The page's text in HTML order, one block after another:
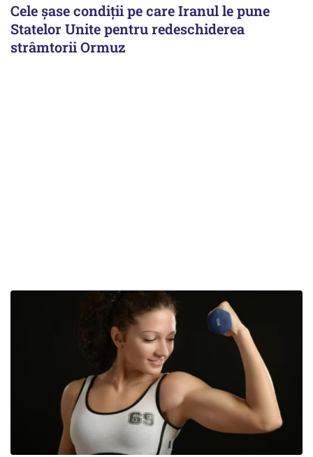
Cele șase condiții pe care Iranul le pune
Statelor Unite pentru redeschiderea
strâmtorii Ormuz